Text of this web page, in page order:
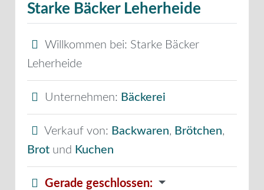
Starke Bäcker Leherheide
Willkommen bei: Starke Bäcker
Leherheide
Unternehmen: Bäckerei
Verkauf von: Backwaren, Brötchen,
Brot und Kuchen
Gerade geschlossen: